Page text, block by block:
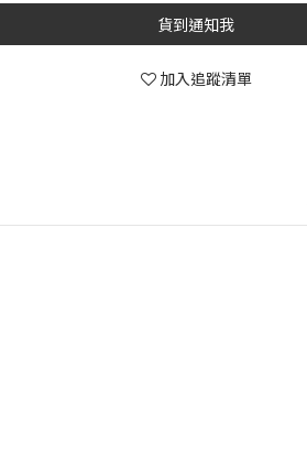
貨到通知我
加入追蹤清單